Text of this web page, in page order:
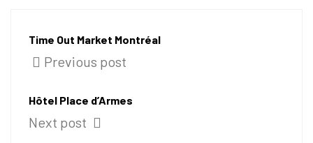
Time Out Market Montréal
Previous post
Hôtel Place d’Armes
Next post